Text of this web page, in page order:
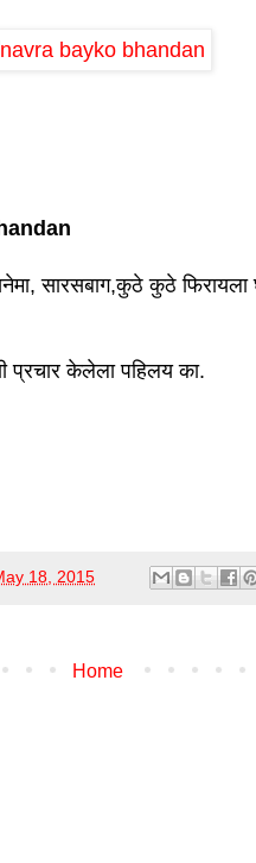
सारसबाग,कुठे कुठे
प्रचार केलेला पहिलय का.
18, 2015
Home